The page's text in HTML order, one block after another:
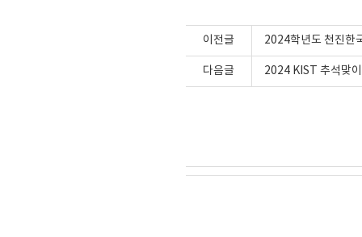
이전글 2024학년도 천진한
다음글 2024 KIST 추석맞